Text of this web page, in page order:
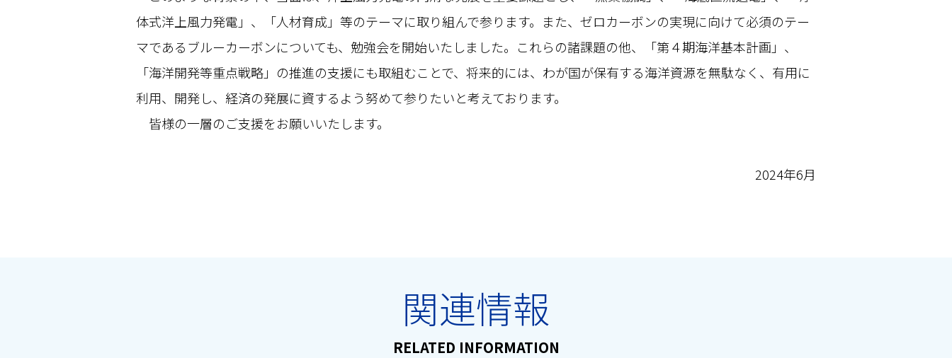
体式洋上風力発電」、「人材育成」等のテーマに取り組んで参ります。また、ゼロカーボンの実現に向けて必須のテー
マであるブルーカーボンについても、勉強会を開始いたしました。これらの諸課題の他、「第４期海洋基本計画」、
「海洋開発等重点戦略」の推進の支援にも取組むことで、将来的には、わが国が保有する海洋資源を無駄なく、有用に
利用、開発し、経済の発展に資するよう努めて参りたいと考えております。
皆様の一層のご支援をお願いいたします。
2024年6月
関連情報
RELATED INFORMATION